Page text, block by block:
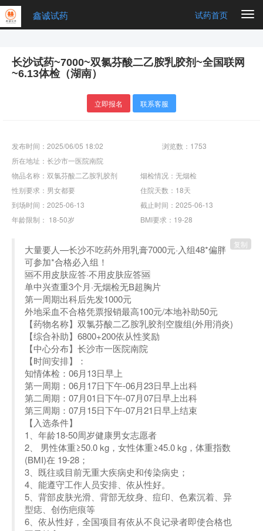
鑫诚试药 试药首页
长沙试药~7000~双氯芬酸二乙胺乳胶剂~全国联网
~6.13体检（湖南）
立即报名 联系客服
发布时间：2025/06/05 18:02
浏览数：1753
所在地址：长沙市一医院南院
物品名称：双氯芬酸二乙胺乳胶剂
烟检情况：无烟检
性别要求：男女都要
住院天数：18天
到场时间：2025-06-13
截止时间：2025-06-13
年龄限制： 18-50岁
BMI要求：19-28
大量要人—长沙不吃药外用乳膏7000元·入组48*偏胖
可参加*合格必入组！
🆘不用皮肤应答·不用皮肤应答🆘
单中兴查重3个月·无烟检无B超胸片
第一周期出科后先发1000元
外地采血不合格凭票报销最高100元/本地补助50元
【药物名称】双氯芬酸二乙胺乳胶剂空腹组(外用消炎)
【综合补助】6800+200依从性奖励
【中心分布】长沙市一医院南院
【时间安排】：
知情体检：06月13日早上
第一周期：06月17日下午-06月23日早上出科
第二周期：07月01日下午-07月07日早上出科
第三周期：07月15日下午-07月21日早上结束
【入选条件】
1、年龄18-50周岁健康男女志愿者
2、 男性体重≥50.0 kg，女性体重≥45.0 kg，体重指数
(BMI)在 19-28；
3、既往或目前无重大疾病史和传染病史；
4、能遵守工作人员安排、依从性好。
5、背部皮肤光滑、背部无纹身、痘印、色素沉着、异
型痣、创伤疤痕等
6、依从性好，全国项目有依从不良记录者即使合格也
复制